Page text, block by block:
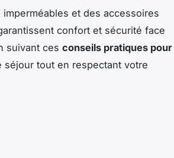
et des accessoires
confort et sécurité face
suivant ces conseils pratiques pour
séjour tout en respectant votre